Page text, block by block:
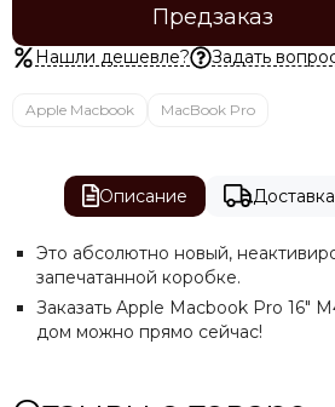
Предзаказ
Нашли дешевле? Задать
Apple Macbook MacBook Pro
Описание Доставка
Это абсолютно новый,
запечатанной коробке.
Заказать Apple Macbook Pro 16"
дом можно прямо сейчас!